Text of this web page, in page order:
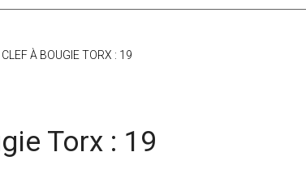
CLEF À BOUGIE TORX : 19
Torx : 19